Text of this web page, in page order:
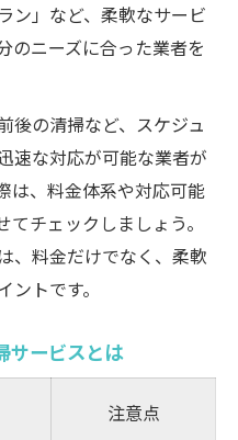
ン」など、柔軟なサービ
のニーズに合った業者を
後の清掃など、スケジュ
速な対応が可能な業者が
は、料金体系や対応可能
チェックしましょう。
、料金だけでなく、柔軟
トです。
サービスとは
注意点